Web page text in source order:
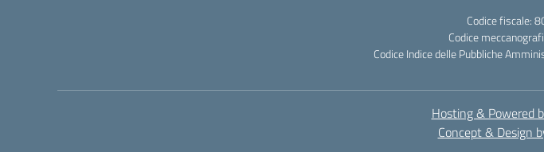
Codice fiscale:
Codice
Codice Indice delle Pubbliche
Hosting & Powered
Concept & Design